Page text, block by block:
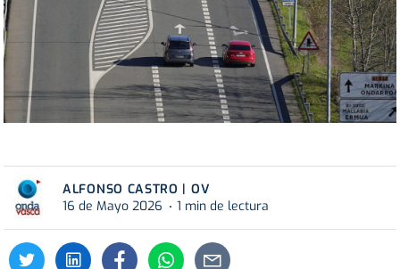
ALFONSO CASTRO | OV
16 de Mayo 2026
1 min de lectura